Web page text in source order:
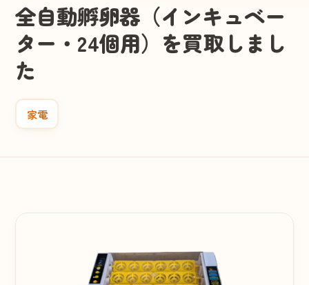
全自動孵卵器（インキュベー
ター・24個用）を買取しまし
た
家電